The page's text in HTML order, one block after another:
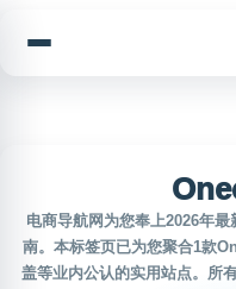
电商导航网为您奉上2026年
南。本标签页已为您聚合1款
盖等业内公认的实用站点。所